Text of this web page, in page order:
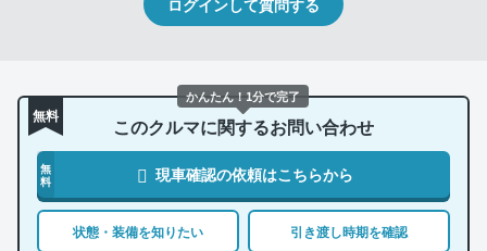
ログインして質問する
無料 このクルマに関するお問い合わせ
無
料
現車確認の依頼はこちらから
状態・装備を知りたい 引き渡し時期を確認
かんたん！1分で完了